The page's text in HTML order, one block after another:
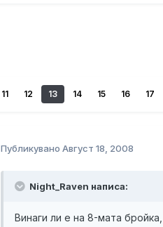
11 12 13 14 15 16 17
Публикувано Август 18, 2008
Night_Raven написа:
Винаги ли е на 8-мата